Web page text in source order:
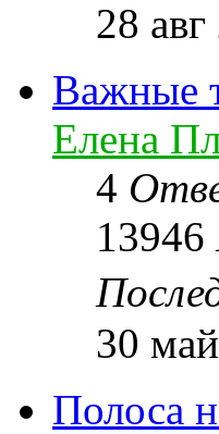
28
Важные
Елена
4
13946
30
Полоса